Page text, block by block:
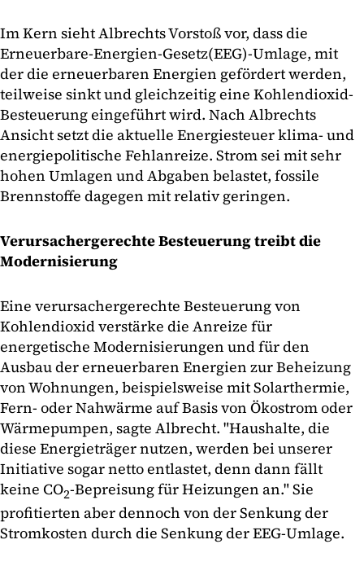
Im Kern sieht Albrechts Vorstoß vor, dass die
Erneuerbare-Energien-Gesetz(EEG)-Umlage, mit
der die erneuerbaren Energien gefördert werden,
teilweise sinkt und gleichzeitig eine Kohlendioxid-
Besteuerung eingeführt wird. Nach Albrechts
Ansicht setzt die aktuelle Energiesteuer klima- und
energiepolitische Fehlanreize. Strom sei mit sehr
hohen Umlagen und Abgaben belastet, fossile
Brennstoffe dagegen mit relativ geringen.
Verursachergerechte Besteuerung treibt die
Modernisierung
Eine verursachergerechte Besteuerung von
Kohlendioxid verstärke die Anreize für
energetische Modernisierungen und für den
Ausbau der erneuerbaren Energien zur Beheizung
von Wohnungen, beispielsweise mit Solarthermie,
Fern- oder Nahwärme auf Basis von Ökostrom oder
Wärmepumpen, sagte Albrecht. "Haushalte, die
diese Energieträger nutzen, werden bei unserer
Initiative sogar netto entlastet, denn dann fällt
keine CO2-Bepreisung für Heizungen an." Sie
profitierten aber dennoch von der Senkung der
Stromkosten durch die Senkung der EEG-Umlage.